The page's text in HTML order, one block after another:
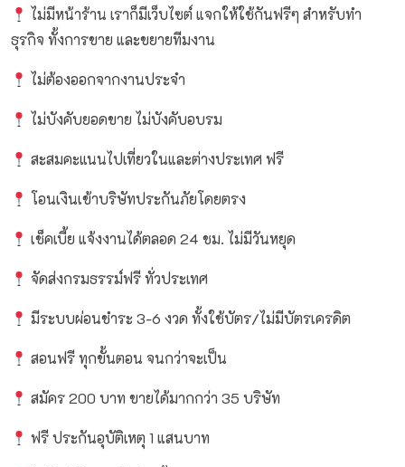
ไม่มีหน้าร้าน เราก็มีเว็บไซต์ แจกให้ใช้กันฟรีๆ สำหรับทำ
ธุรกิจ ทั้งการขาย และขยายทีมงาน
ไม่ต้องออกจากงานประจำ
ไม่บังคับยอดขาย ไม่บังคับอบรม
สะสมคะแนนไปเที่ยวในและต่างประเทศ ฟรี
โอนเงินเข้าบริษัทประกันภัยโดยตรง
เช็คเบี้ย แจ้งงานได้ตลอด 24 ชม. ไม่มีวันหยุด
จัดส่งกรมธรรม์ฟรี ทั่วประเทศ
มีระบบผ่อนชำระ 3-6 งวด ทั้งใช้บัตร/ไม่มีบัตรเครดิต
สอนฟรี ทุกขั้นตอน จนกว่าจะเป็น
สมัคร 200 บาท ขายได้มากกว่า 35 บริษัท
ฟรี ประกันอุบัติเหตุ 1 แสนบาท